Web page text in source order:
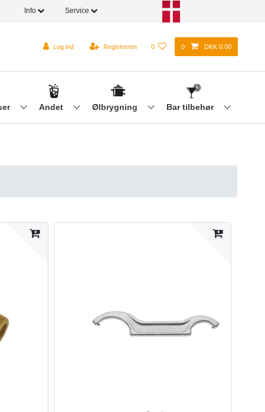
Info Service
Log ind Registreren 0 0 DKK 0.00
Andet Ølbrygning Bar tilbehør